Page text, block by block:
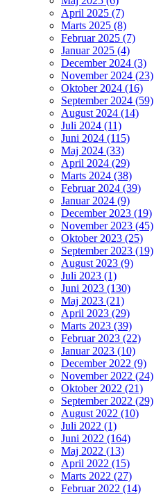
April 2025 (7)
Marts 2025 (8)
Februar 2025 (7)
Januar 2025 (4)
December 2024 (3)
November 2024 (23)
Oktober 2024 (16)
September 2024 (59)
August 2024 (14)
Juli 2024 (11)
Juni 2024 (115)
Maj 2024 (33)
April 2024 (29)
Marts 2024 (38)
Februar 2024 (39)
Januar 2024 (9)
December 2023 (19)
November 2023 (45)
Oktober 2023 (25)
September 2023 (19)
August 2023 (9)
Juli 2023 (1)
Juni 2023 (130)
Maj 2023 (21)
April 2023 (29)
Marts 2023 (39)
Februar 2023 (22)
Januar 2023 (10)
December 2022 (9)
November 2022 (24)
Oktober 2022 (21)
September 2022 (29)
August 2022 (10)
Juli 2022 (1)
Juni 2022 (164)
Maj 2022 (13)
April 2022 (15)
Marts 2022 (27)
Februar 2022 (14)